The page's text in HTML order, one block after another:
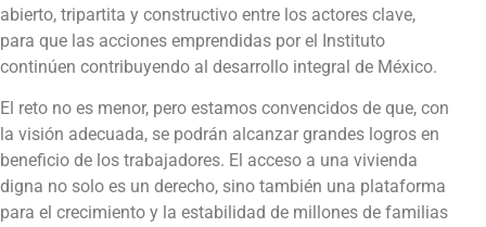
abierto, tripartita y constructivo entre los actores clave,
para que las acciones emprendidas por el Instituto
continúen contribuyendo al desarrollo integral de México.
El reto no es menor, pero estamos convencidos de que, con
la visión adecuada, se podrán alcanzar grandes logros en
beneficio de los trabajadores. El acceso a una vivienda
digna no solo es un derecho, sino también una plataforma
para el crecimiento y la estabilidad de millones de familias